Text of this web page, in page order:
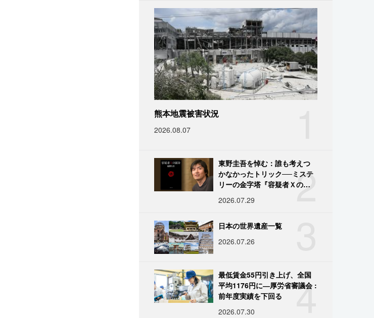
熊本地震被害状況
2026.08.07
2
東野圭吾を悼む：誰も考えつ
かなかったトリック──ミステ
リーの金字塔『容疑者Ｘの献
2026.07.29
日本の世界遺産一覧
2026.07.26
4
最低賃金55円引き上げ、全国
平均1176円に―厚労省審議会 :
前年度実績を下回る
2026.07.30